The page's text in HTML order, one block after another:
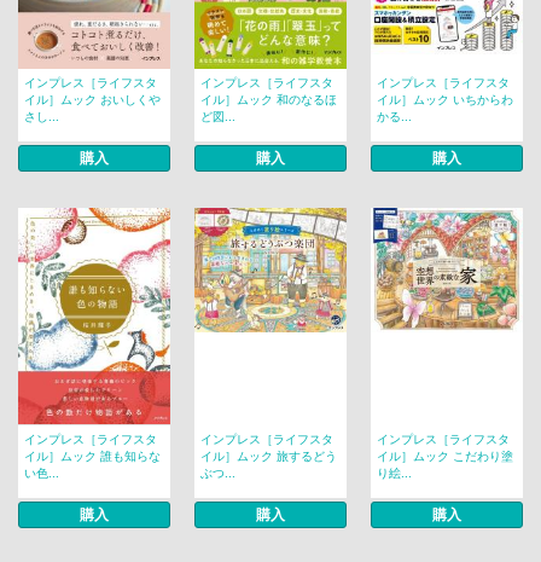
インプレス［ライフスタ
イル］ムック おいしくや
さし...
購入
インプレス［ライフスタ
イル］ムック 和のなるほ
ど図...
購入
インプレス［ライフスタ
イル］ムック いちからわ
かる...
購入
インプレス［ライフスタ
イル］ムック 誰も知らな
い色...
購入
インプレス［ライフスタ
イル］ムック 旅するどう
ぶつ...
購入
インプレス［ライフスタ
イル］ムック こだわり塗
り絵...
購入